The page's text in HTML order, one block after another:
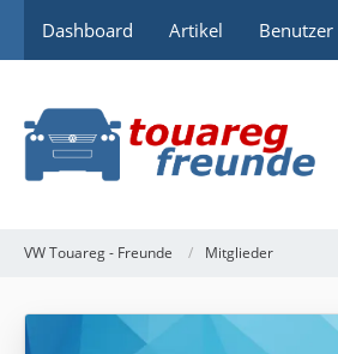
Dashboard Artikel Benutzer
VW Touareg - Freunde Mitglieder